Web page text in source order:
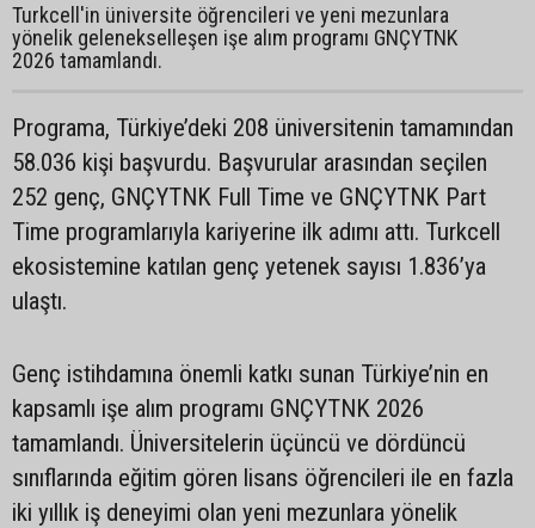
Turkcell'in üniversite öğrencileri ve yeni mezunlara
yönelik gelenekselleşen işe alım programı GNÇYTNK
2026 tamamlandı.
Programa, Türkiye’deki 208 üniversitenin tamamından
58.036 kişi başvurdu. Başvurular arasından seçilen
252 genç, GNÇYTNK Full Time ve GNÇYTNK Part
Time programlarıyla kariyerine ilk adımı attı. Turkcell
ekosistemine katılan genç yetenek sayısı 1.836’ya
ulaştı.
Genç istihdamına önemli katkı sunan Türkiye’nin en
kapsamlı işe alım programı GNÇYTNK 2026
tamamlandı. Üniversitelerin üçüncü ve dördüncü
sınıflarında eğitim gören lisans öğrencileri ile en fazla
iki yıllık iş deneyimi olan yeni mezunlara yönelik